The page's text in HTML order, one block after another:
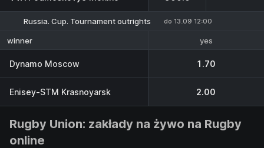
Russia. Cup. Tournament outrights do 13.09 12:00
winner yes
Dynamo Moscow 1.70
Enisey-STM Krasnoyarsk 2.00
Rugby Union: zakłady na żywo na Rugby
online